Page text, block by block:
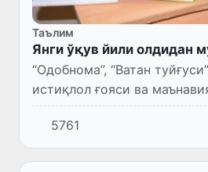
Таълим
Янги ўқув йили олдидан
“Одобнома”, “Ватан
истиқлол ғояси ва
ҳамда “Дунё динлари
бирлаштирилган ҳолда
қўйилади
5761